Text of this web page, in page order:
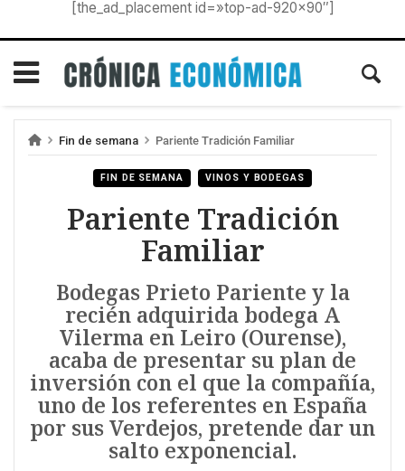
[the_ad_placement id=»top-ad-920×90″]
Fin de semana Pariente Tradición Familiar
FIN DE SEMANA VINOS Y BODEGAS
Pariente Tradición
Familiar
Bodegas Prieto Pariente y la
recién adquirida bodega A
Vilerma en Leiro (Ourense),
acaba de presentar su plan de
inversión con el que la compañía,
uno de los referentes en España
por sus Verdejos, pretende dar un
salto exponencial.